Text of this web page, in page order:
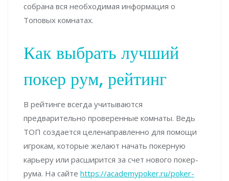
собрана вся необходимая информация о
Топовых комнатах.
Как выбрать лучший
покер рум, рейтинг
В рейтинге всегда учитываются
предварительно проверенные комнаты. Ведь
ТОП создается целенаправленно для помощи
игрокам, которые желают начать покерную
карьеру или расширится за счет нового покер-
рума. На сайте https://academypoker.ru/poker-